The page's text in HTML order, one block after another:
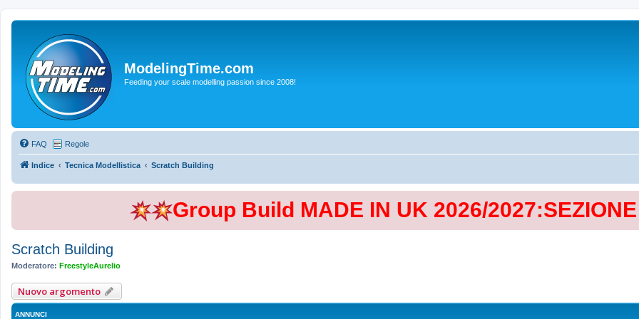
ModelingTime.com
Feeding your scale modelling passion since 2008!
FAQ Regole
Indice Tecnica Modellistica Scratch Building
Group Build MADE IN UK 2026/
Scratch Building
Moderatore: FreestyleAurelio
Nuovo argomento
ANNUNCI